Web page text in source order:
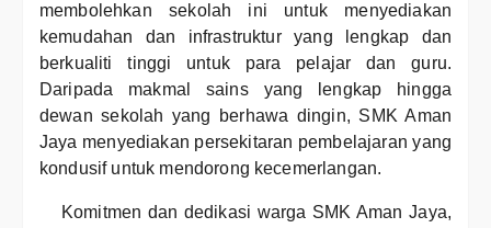
membolehkan sekolah ini untuk menyediakan
kemudahan dan infrastruktur yang lengkap dan
berkualiti tinggi untuk para pelajar dan guru.
Daripada makmal sains yang lengkap hingga
dewan sekolah yang berhawa dingin, SMK Aman
Jaya menyediakan persekitaran pembelajaran yang
kondusif untuk mendorong kecemerlangan.
Komitmen dan dedikasi warga SMK Aman Jaya,